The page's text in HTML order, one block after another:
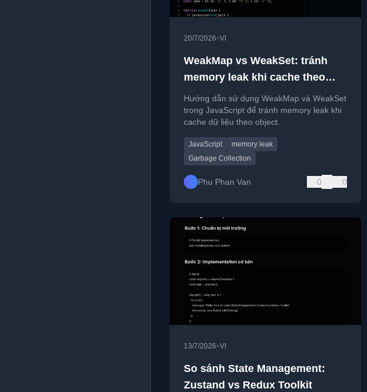
20/7/2026•VI
WeakMap vs WeakSet: tránh
memory leak khi cache theo
object
Hướng dẫn sử dụng WeakMap và WeakSet
trong JavaScript để tránh memory leak khi
cache dữ liệu theo object.
JavaScript
memory leak
Garbage Collection
Phu Phan Van 0 0
13/7/2026•VI
So sánh State Management:
Zustand vs Redux Toolkit